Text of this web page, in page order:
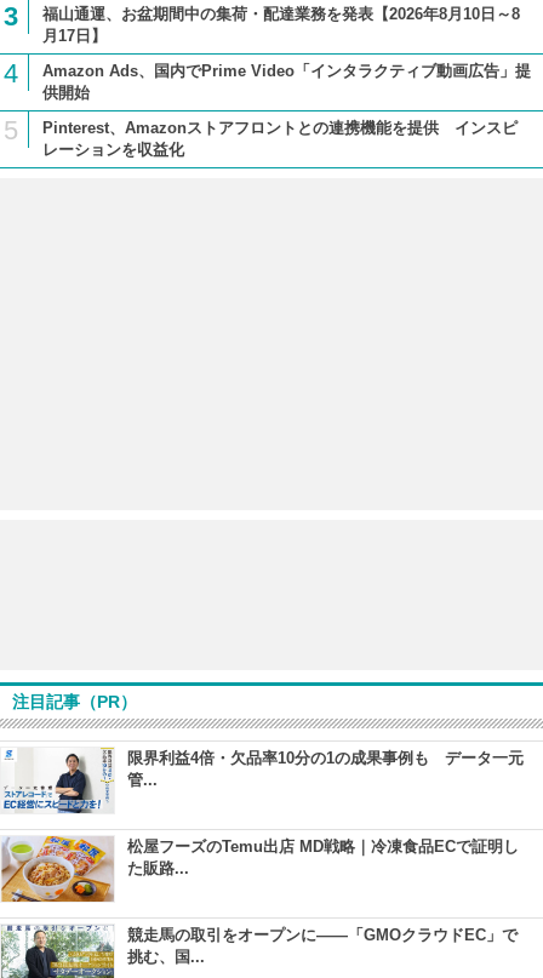
3
福山通運、お盆期間中の集荷・配達業務を発表【2026年8月10日～8
月17日】
4
Amazon Ads、国内でPrime Video「インタラクティブ動画広告」提
供開始
5
Pinterest、Amazonストアフロントとの連携機能を提供 インスピ
レーションを収益化
注目記事（PR）
限界利益4倍・欠品率10分の1の成果事例も データ一元
管...
松屋フーズのTemu出店 MD戦略｜冷凍食品ECで証明し
た販路...
競走馬の取引をオープンに――「GMOクラウドEC」で
挑む、国...